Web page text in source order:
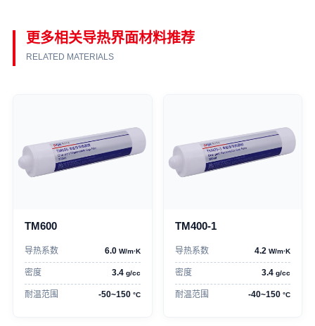
更多相关导热界面材料推荐
RELATED MATERIALS
TM600
导热系数 6.0 W/m·K
密度 3.4 g/cc
耐温范围 -50~150 °C
TM400-1
导热系数 4.2W/m·K
密度 3.4g/cc
耐温范围 -40~150°C